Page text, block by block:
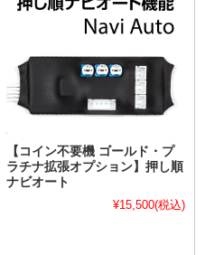
【コイン不要機 ゴールド・プ
ラチナ拡張オプション】押し順
ナビオート
¥15,500(税込)